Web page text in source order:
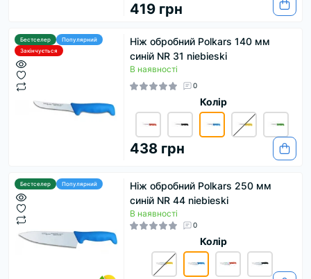
419 грн
Бестселер
Популярний
Закінчується
Ніж обробний Polkars 140 мм
синій NR 31 niebieski
В наявності
0
Колір
438 грн
Бестселер Популярний
Ніж обробний Polkars 250 мм
синій NR 44 niebieski
В наявності
0
Колір